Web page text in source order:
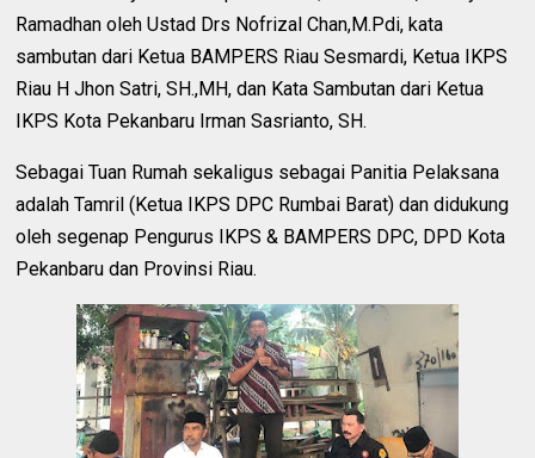
Ramadhan oleh Ustad Drs Nofrizal Chan,M.Pdi, kata
sambutan dari Ketua BAMPERS Riau Sesmardi, Ketua IKPS
Riau H Jhon Satri, SH.,MH, dan Kata Sambutan dari Ketua
IKPS Kota Pekanbaru Irman Sasrianto, SH.
Sebagai Tuan Rumah sekaligus sebagai Panitia Pelaksana
adalah Tamril (Ketua IKPS DPC Rumbai Barat) dan didukung
oleh segenap Pengurus IKPS & BAMPERS DPC, DPD Kota
Pekanbaru dan Provinsi Riau.